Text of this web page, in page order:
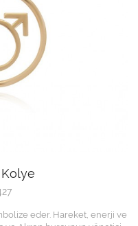
eder. Hareket, enerji ve